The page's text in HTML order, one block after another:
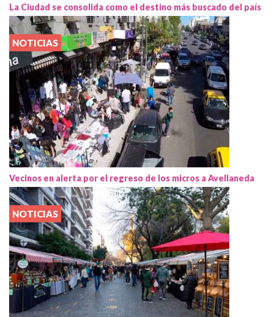
La Ciudad se consolida como el destino más buscado del país
NOTICIAS
Vecinos en alerta por el regreso de los micros a Avellaneda
NOTICIAS